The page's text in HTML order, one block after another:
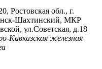
Ростовская обл., г.
Шахтинский, МКР
ул.Советская, д.18
Кавказская железная